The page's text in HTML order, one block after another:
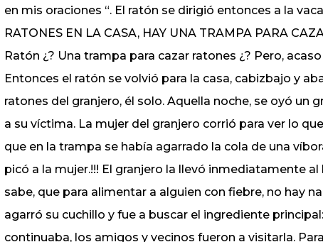
en mis oraciones “. El ratón se dirigió entonces a la
RATONES EN LA CASA, HAY UNA TRAMPA PARA
Ratón ¿? Una trampa para cazar ratones ¿? Pero,
Entonces el ratón se volvió para la casa, cabizbajo y
ratones del granjero, él solo. Aquella noche, se oyó un
a su víctima. La mujer del granjero corrió para ver lo
que en la trampa se había agarrado la cola de una
picó a la mujer.!!! El granjero la llevó inmediatamente
sabe, que para alimentar a alguien con fiebre, no hay
agarró su cuchillo y fue a buscar el ingrediente
continuaba, los amigos y vecinos fueron a visitarla.